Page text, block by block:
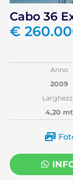
Cabo 36
€
Anno
2009
4,20 mt
Cabo
36